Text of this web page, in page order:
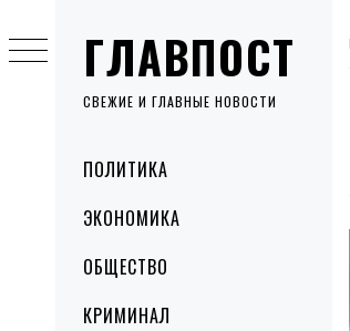
ГЛАВПОСТ
СВЕЖИЕ И ГЛАВНЫЕ НОВОСТИ
MenuПОЛИТИКА
ЭКОНОМИКА
ОБЩЕСТВО
КРИМИНАЛ
to
content